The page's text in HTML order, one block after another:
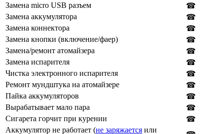
Замена micro USB разъем
☎
Замена аккумулятора
☎
Замена коннектора
☎
Замена кнопки (включение/фаер)
☎
Замена/ремонт атомайзера
☎
Замена испарителя
☎
Чистка электронного испарителя
☎
Ремонт мундштука на атомайзере
☎
Пайка аккумуляторов
☎
Вырабатывает мало пара
☎
Сигарета горчит при курении
☎
Аккумулятор не работает (не заряжается или